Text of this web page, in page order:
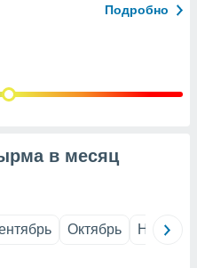
Подробно
в месяц
Октябрь Ноябрь